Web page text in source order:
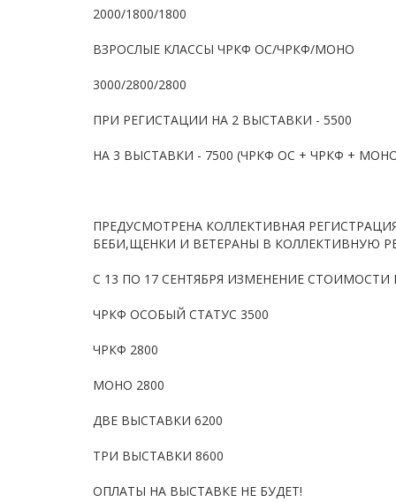
2000/1800/1800
ВЗРОСЛЫЕ КЛАССЫ ЧРКФ ОС/ЧРКФ/МОНО
3000/2800/2800
ПРИ РЕГИСТАЦИИ НА 2 ВЫСТАВКИ - 5500
НА 3 ВЫСТАВКИ - 7500 (ЧРКФ ОС + ЧРКФ +
ПРЕДУСМОТРЕНА КОЛЛЕКТИВНАЯ
БЕБИ,ЩЕНКИ И ВЕТЕРАНЫ В КОЛЛЕКТИВНУЮ
С 13 ПО 17 СЕНТЯБРЯ ИЗМЕНЕНИЕ СТОИМОСТИ
ЧРКФ ОСОБЫЙ СТАТУС 3500
ЧРКФ 2800
МОНО 2800
ДВЕ ВЫСТАВКИ 6200
ТРИ ВЫСТАВКИ 8600
ОПЛАТЫ НА ВЫСТАВКЕ НЕ БУДЕТ!